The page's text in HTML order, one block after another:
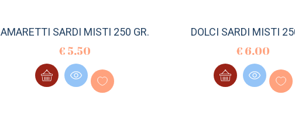
AMARETTI SARDI MISTI 250 GR.
€ 5.50
DOLCI SARDI MISTI
€ 6.00